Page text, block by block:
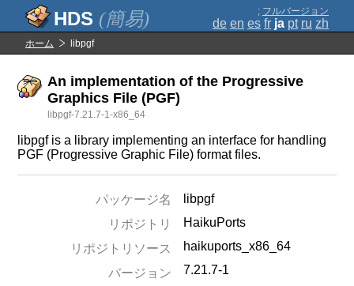
(簡易) ; フルバージョン
de en es fr ja pt ru zh
ホーム libpgf
An implementation of the Progressive
Graphics File (PGF)
libpgf-7.21.7-1-x86_64
libpgf is a library implementing an interface for handling
PGF (Progressive Graphic File) format files.
パッケージ名
libpgf
リポジトリ
HaikuPorts
リポジトリソース
haikuports_x86_64
バージョン
7.21.7-1